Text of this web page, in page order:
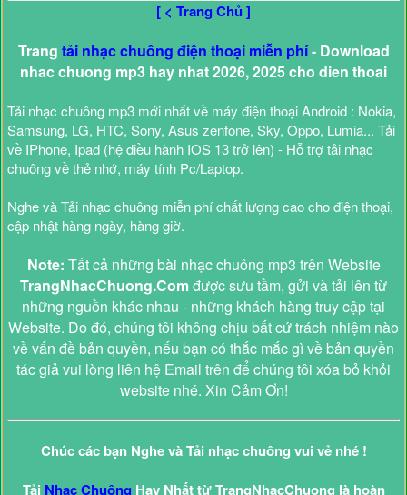
[ < Trang Chủ ]
Trang tải nhạc chuông điện thoại miễn phí- Download
nhac chuong mp3 hay nhat 2026, 2025 cho dien thoai
Tải nhạc chuông mp3 mới nhất về máy điện thoại Android : Nokia,
Samsung, LG, HTC, Sony, Asus zenfone, Sky, Oppo, Lumia... Tải
về IPhone, Ipad (hệ điều hành IOS 13 trở lên) - Hỗ trợ tải nhạc
chuông về thẻ nhớ, máy tính Pc/Laptop.
Nghe và Tải nhạc chuông miễn phí chất lượng cao cho điện thoại,
cập nhật hàng ngày, hàng giờ.
Note: Tất cả những bài nhạc chuông mp3 trên Website
TrangNhacChuong.Comđược sưu tầm, gửi và tải lên từ
những nguồn khác nhau - những khách hàng truy cập tại
Website. Do đó, chúng tôi không chịu bất cứ trách nhiệm nào
về vấn đề bản quyền, nếu bạn có thắc mắc gì về bản quyền
tác giả vui lòng liên hệ Email trên để chúng tôi xóa bỏ khỏi
website nhé. Xin Cảm Ơn!
Chúc các bạn Nghe và Tải nhạc chuông vui vẻ nhé !
Tải Nhạc Chuông Hay Nhất từ TrangNhacChuong là hoàn